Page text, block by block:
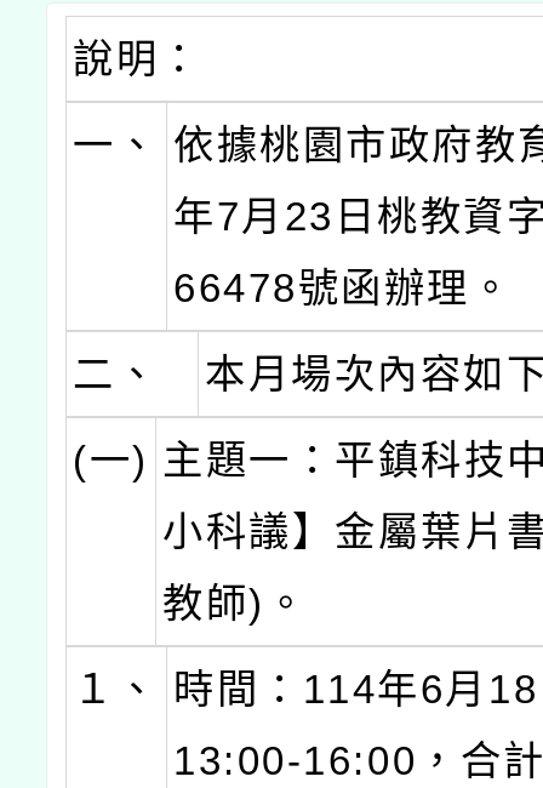
說明：
一、
依據桃園市政府教
年7月23日桃教資
66478號函辦理。
二、
本月場次內容如
(一) 主題一：平鎮科技
小科議】金屬葉片
教師)。
１、
時間：114年6月
13:00-16:00，合